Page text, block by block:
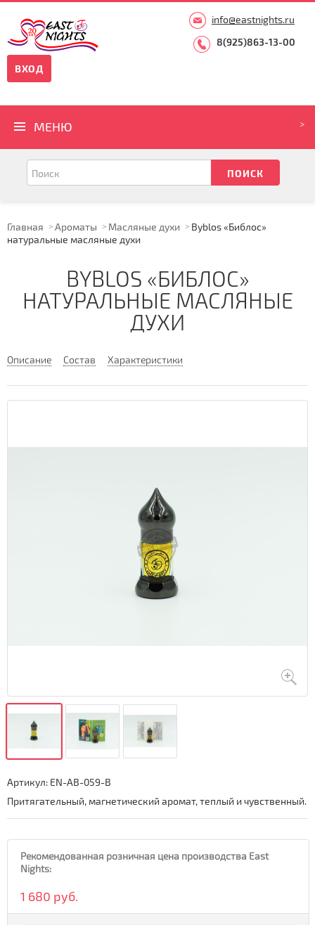
info@eastnights.ru
8(925)863-13-00
ВХОД
МЕНЮ
Главная Ароматы Масляные духи
Byblos «Библос»
натуральные масляные духи
BYBLOS «БИБЛОС»
НАТУРАЛЬНЫЕ МАСЛЯНЫЕ
ДУХИ
Описание Состав Характеристики
Артикул: EN-AB-059-B
Притягательный, магнетический аромат, теплый и чувственный.
Рекомендованная розничная цена производства East
Nights:
1 680 руб.